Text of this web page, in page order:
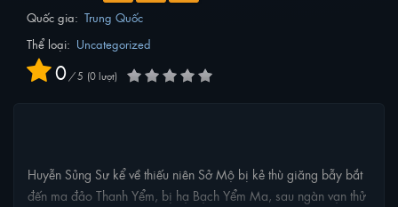
Quốc gia: Trung Quốc
Thể loại: Uncategorized
0 / 5 0lượt
Huyễn Sủng Sư kể về thiếu niên Sở Mộ bị kẻ thù giăng bẫy bắt
đến ma đảo Thanh Yểm, bị hạ Bạch Yểm Ma, sau ngàn vạn thử